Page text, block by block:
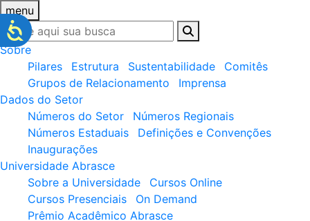
menu
Sobre
Pilares
Estrutura Sustentabilidade
Comitês
Grupos de Relacionamento
Imprensa
Dados do Setor
Números do Setor
Números Regionais
Números Estaduais
Definições e Convenções
Inaugurações
Universidade Abrasce
Sobre a Universidade
Cursos Online
Cursos Presenciais
On Demand
Prêmio Acadêmico Abrasce